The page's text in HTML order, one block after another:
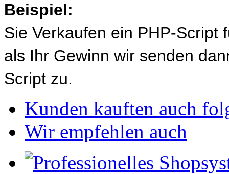
Beispiel:
Sie Verkaufen ein PHP-Script
als Ihr Gewinn wir senden
Script zu.
Kunden kauften auch
Wir empfehlen auch